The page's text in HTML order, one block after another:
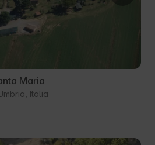
Maria
Italia